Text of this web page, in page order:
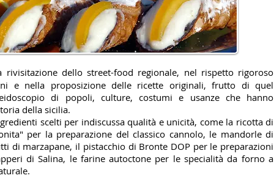
rivisitazione dello street-food regionale, nel rispetto rigoroso
e nella proposizione delle ricette originali, frutto di quel
di popoli, culture, costumi e usanze che hanno
della sicilia.
scelti per indiscussa qualità e unicità, come la ricotta di
per la preparazione del classico cannolo, le mandorle di
di marzapane, il pistacchio di Bronte DOP per le preparazioni
di Salina, le farine autoctone per le specialità da forno a